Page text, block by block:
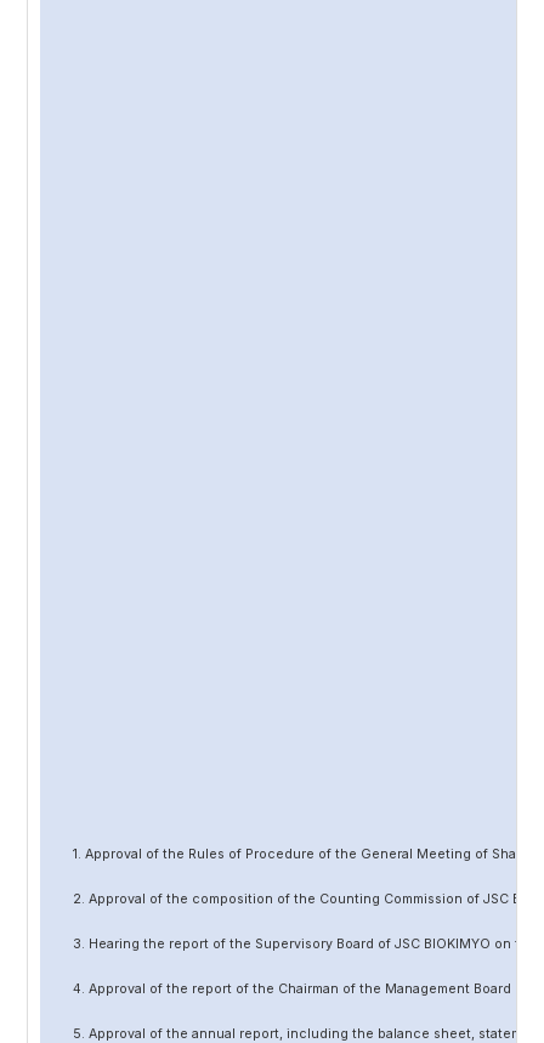
1. Approval of the Rules of Procedure of the General Meeting of
2. Approval of the composition of the Counting Commission of JSC
3. Hearing the report of the Supervisory Board of JSC BIOKIMYO on
4. Approval of the report of the Chairman of the Management Board
5. Approval of the annual report, including the balance sheet,